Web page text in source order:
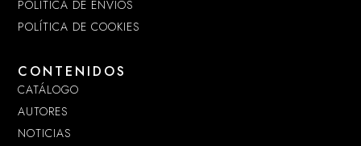
POLÍTICA DE ENVÍOS
POLÍTICA DE COOKIES
CONTENIDOS
CATÁLOGO
AUTORES
NOTICIAS